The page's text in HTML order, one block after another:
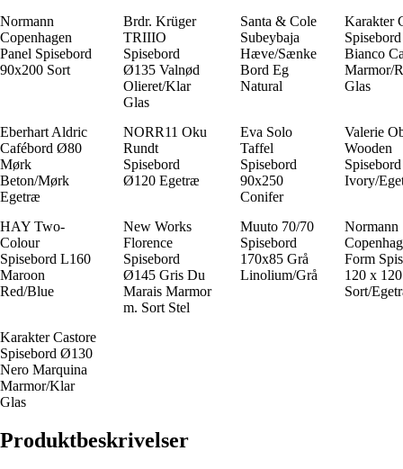
Normann
Copenhagen
Panel Spisebord
90x200 Sort
Brdr. Krüger
TRIIIO
Spisebord
Ø135 Valnød
Olieret/Klar
Glas
Santa & Cole
Subeybaja
Hæve/Sænke
Bord Eg
Natural
Karakter
Bianco
Marmor/
Glas
Eberhart Aldric
Cafébord Ø80
Mørk
Beton/Mørk
Egetræ
NORR11 Oku
Rundt
Spisebord
Ø120 Egetræ
Eva Solo
Taffel
Spisebord
90x250
Conifer
Valerie
Wooden
Ivory/
HAY Two-
Colour
Spisebord L160
Maroon
Red/Blue
New Works
Florence
Spisebord
Ø145 Gris Du
Marais Marmor
m. Sort Stel
Muuto 70/70
Spisebord
170x85 Grå
Linolium/Grå
Normann
Form
120 x
Sort/
Karakter Castore
Spisebord Ø130
Nero Marquina
Marmor/Klar
Glas
Produktbeskrivelser